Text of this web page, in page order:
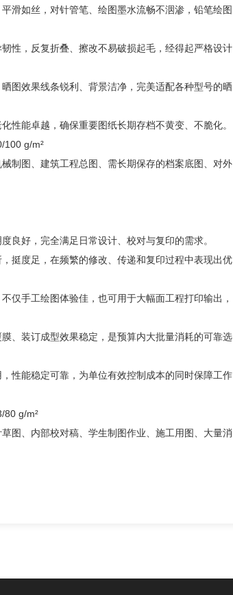
滑如丝，对针管笔、绘图墨水流畅不洇渗，铅笔绘图
性，反复折叠、擦改不易破损起毛，经得起严格设计
图效果线条锐利、背景洁净，完美适配各种型号的晒
性能卓越，确保重要图纸长期存档不黄变、不脆化。
100 g/m²
制图、建筑工程总图、需长期保存的档案底图、对外
良好，完全满足日常设计、校对与复印的需求。
挺度足，在频繁的修改、传递和复印过程中表现出优
仅手工绘图体验佳，也可用于大幅面工程打印输出，
、装订成型效果稳定，是预算内大批量消耗的可靠选
性能稳定可靠，为单位有效控制成本的同时保障工作
80 g/m²
图、内部校对稿、学生制图作业、施工用图、大量消